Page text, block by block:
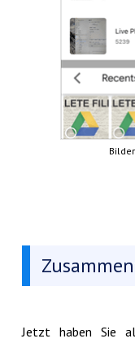
Jetzt haben Sie